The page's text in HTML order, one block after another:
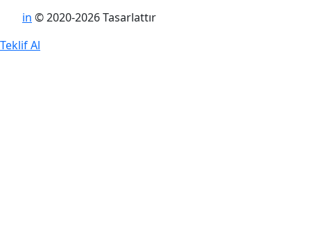
in © 2020-2026 Tasarlattır
Teklif Al